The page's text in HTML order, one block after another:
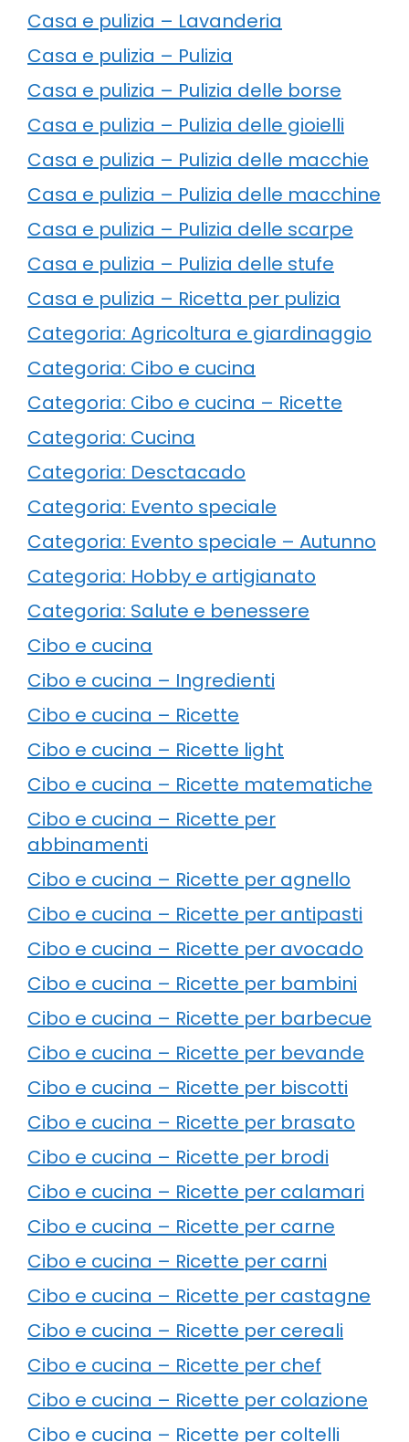
Casa e pulizia – Lavanderia
Casa e pulizia – Pulizia
Casa e pulizia – Pulizia delle borse
Casa e pulizia – Pulizia delle gioielli
Casa e pulizia – Pulizia delle macchie
Casa e pulizia – Pulizia delle macchine
Casa e pulizia – Pulizia delle scarpe
Casa e pulizia – Pulizia delle stufe
Casa e pulizia – Ricetta per pulizia
Categoria: Agricoltura e giardinaggio
Categoria: Cibo e cucina
Categoria: Cibo e cucina – Ricette
Categoria: Cucina
Categoria: Desctacado
Categoria: Evento speciale
Categoria: Evento speciale – Autunno
Categoria: Hobby e artigianato
Categoria: Salute e benessere
Cibo e cucina
Cibo e cucina – Ingredienti
Cibo e cucina – Ricette
Cibo e cucina – Ricette light
Cibo e cucina – Ricette matematiche
Cibo e cucina – Ricette per
abbinamenti
Cibo e cucina – Ricette per agnello
Cibo e cucina – Ricette per antipasti
Cibo e cucina – Ricette per avocado
Cibo e cucina – Ricette per bambini
Cibo e cucina – Ricette per barbecue
Cibo e cucina – Ricette per bevande
Cibo e cucina – Ricette per biscotti
Cibo e cucina – Ricette per brasato
Cibo e cucina – Ricette per brodi
Cibo e cucina – Ricette per calamari
Cibo e cucina – Ricette per carne
Cibo e cucina – Ricette per carni
Cibo e cucina – Ricette per castagne
Cibo e cucina – Ricette per cereali
Cibo e cucina – Ricette per chef
Cibo e cucina – Ricette per colazione
Cibo e cucina – Ricette per coltelli